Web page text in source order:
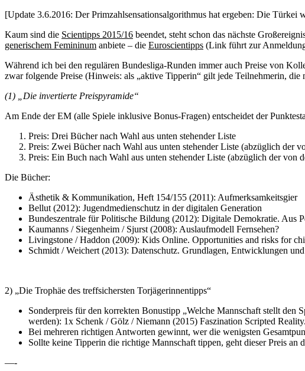
[Update 3.6.2016: Der Primzahlsensationsalgorithmus hat ergeben: Die Türkei
Kaum sind die Scientipps 2015/16 beendet, steht schon das nächste
generischem Femininum anbiete – die Euroscientipps (Link führt zur
Während ich bei den regulären Bundesliga-Runden immer auch Preise von
zwar folgende Preise (Hinweis: als „aktive Tipperin“ gilt jede Teilnehmerin,
(1) „Die invertierte Preispyramide“
Am Ende der EM (alle Spiele inklusive Bonus-Fragen) entscheidet der
Preis: Drei Bücher nach Wahl aus unten stehender Liste
Preis: Zwei Bücher nach Wahl aus unten stehender Liste (abzüglich der
Preis: Ein Buch nach Wahl aus unten stehender Liste (abzüglich der
Die Bücher:
Ästhetik & Kommunikation, Heft 154/155 (2011): Aufmerksamkeitsgier
Bellut (2012): Jugendmedienschutz in der digitalen Generation
Bundeszentrale für Politische Bildung (2012): Digitale Demokratie. Aus
Kaumanns / Siegenheim / Sjurst (2008): Auslaufmodell Fernsehen?
Livingstone / Haddon (2009): Kids Online. Opportunities and risks for
Schmidt / Weichert (2013): Datenschutz. Grundlagen, Entwicklungen
2) „Die Trophäe des treffsichersten Torjägerinnentipps“
Sonderpreis für den korrekten Bonustipp „Welche Mannschaft stellt
werden): 1x Schenk / Gölz / Niemann (2015) Faszination Scripted Reality.
Bei mehreren richtigen Antworten gewinnt, wer die wenigsten
Sollte keine Tipperin die richtige Mannschaft tippen, geht dieser Preis
—-